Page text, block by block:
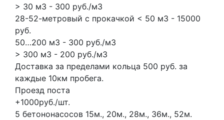
> 30 м3 - 300 руб./м3
28-52-метровый с прокачкой < 50 м3 - 15000
руб.
50…200 м3 - 300 руб./м3
> 300 м3 - 200 руб./м3
Доставка за пределами кольца 500 руб. за
каждые 10км пробега.
Проезд поста
+1000руб./шт.
5 бетононасосов 15м., 20м., 28м., 36м., 52м.